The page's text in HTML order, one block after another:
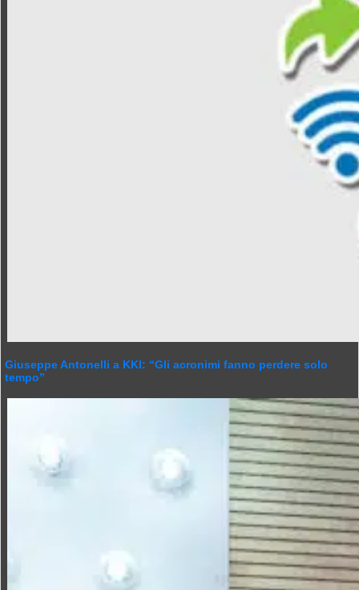
Giuseppe Antonelli a KKI: “Gli acronimi fanno perdere solo
tempo”